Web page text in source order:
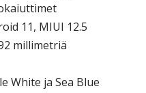
11, MIUI 12.5
millimetriä
White ja Sea Blue